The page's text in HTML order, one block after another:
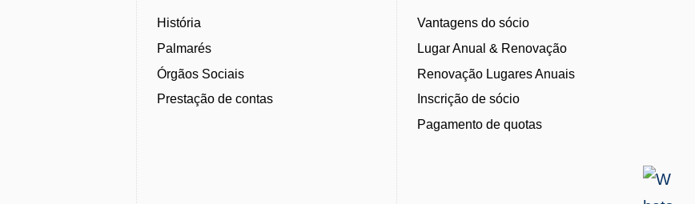
História
Palmarés
Órgãos Sociais
Prestação de contas
Vantagens do sócio
Lugar Anual & Renovação
Renovação Lugares Anuais
Inscrição de sócio
Pagamento de quotas